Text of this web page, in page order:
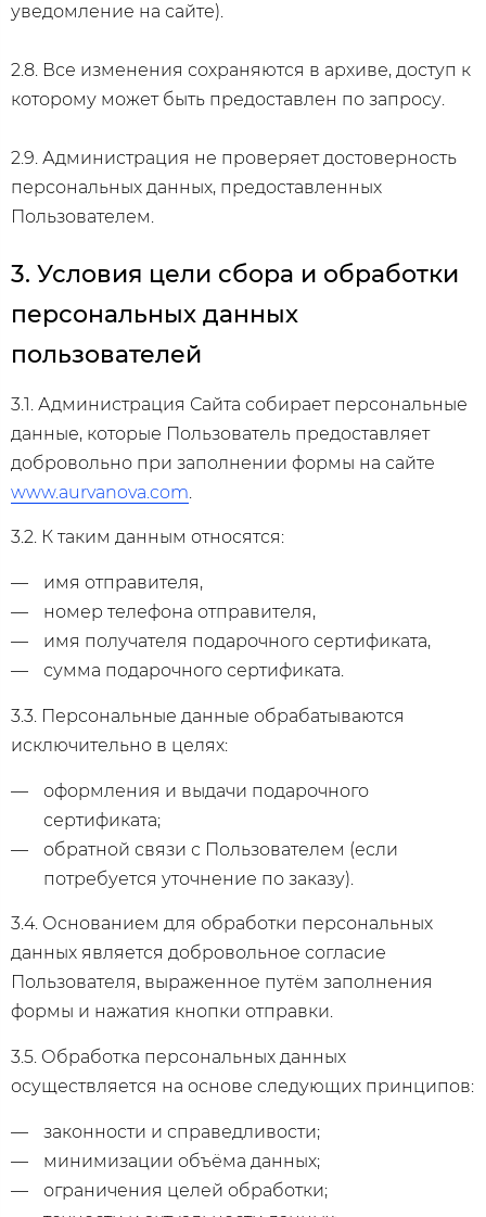
уведомление на сайте).
2.8. Все изменения сохраняются в архиве, доступ к
которому может быть предоставлен по запросу.
2.9. Администрация не проверяет достоверность
персональных данных, предоставленных
Пользователем.
3. Условия цели сбора и обработки
персональных данных
пользователей
3.1. Администрация Сайта собирает персональные
данные, которые Пользователь предоставляет
добровольно при заполнении формы на сайте
www.aurvanova.com
3.2. К таким данным относятся:
имя отправителя,
номер телефона отправителя,
имя получателя подарочного сертификата,
сумма подарочного сертификата.
3.3. Персональные данные обрабатываются
исключительно в целях:
оформления и выдачи подарочного
сертификата;
обратной связи с Пользователем (если
потребуется уточнение по заказу).
3.4. Основанием для обработки персональных
данных является добровольное согласие
Пользователя, выраженное путём заполнения
формы и нажатия кнопки отправки.
3.5. Обработка персональных данных
осуществляется на основе следующих принципов:
законности и справедливости;
минимизации объёма данных;
ограничения целей обработки;